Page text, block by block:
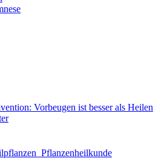
Vorbeugen ist besser als Heilen
 Pflanzenheilkunde